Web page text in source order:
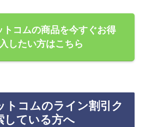
トコムの商品を今すぐお得
したい方はこちら
トコムのライン割引ク
している方へ